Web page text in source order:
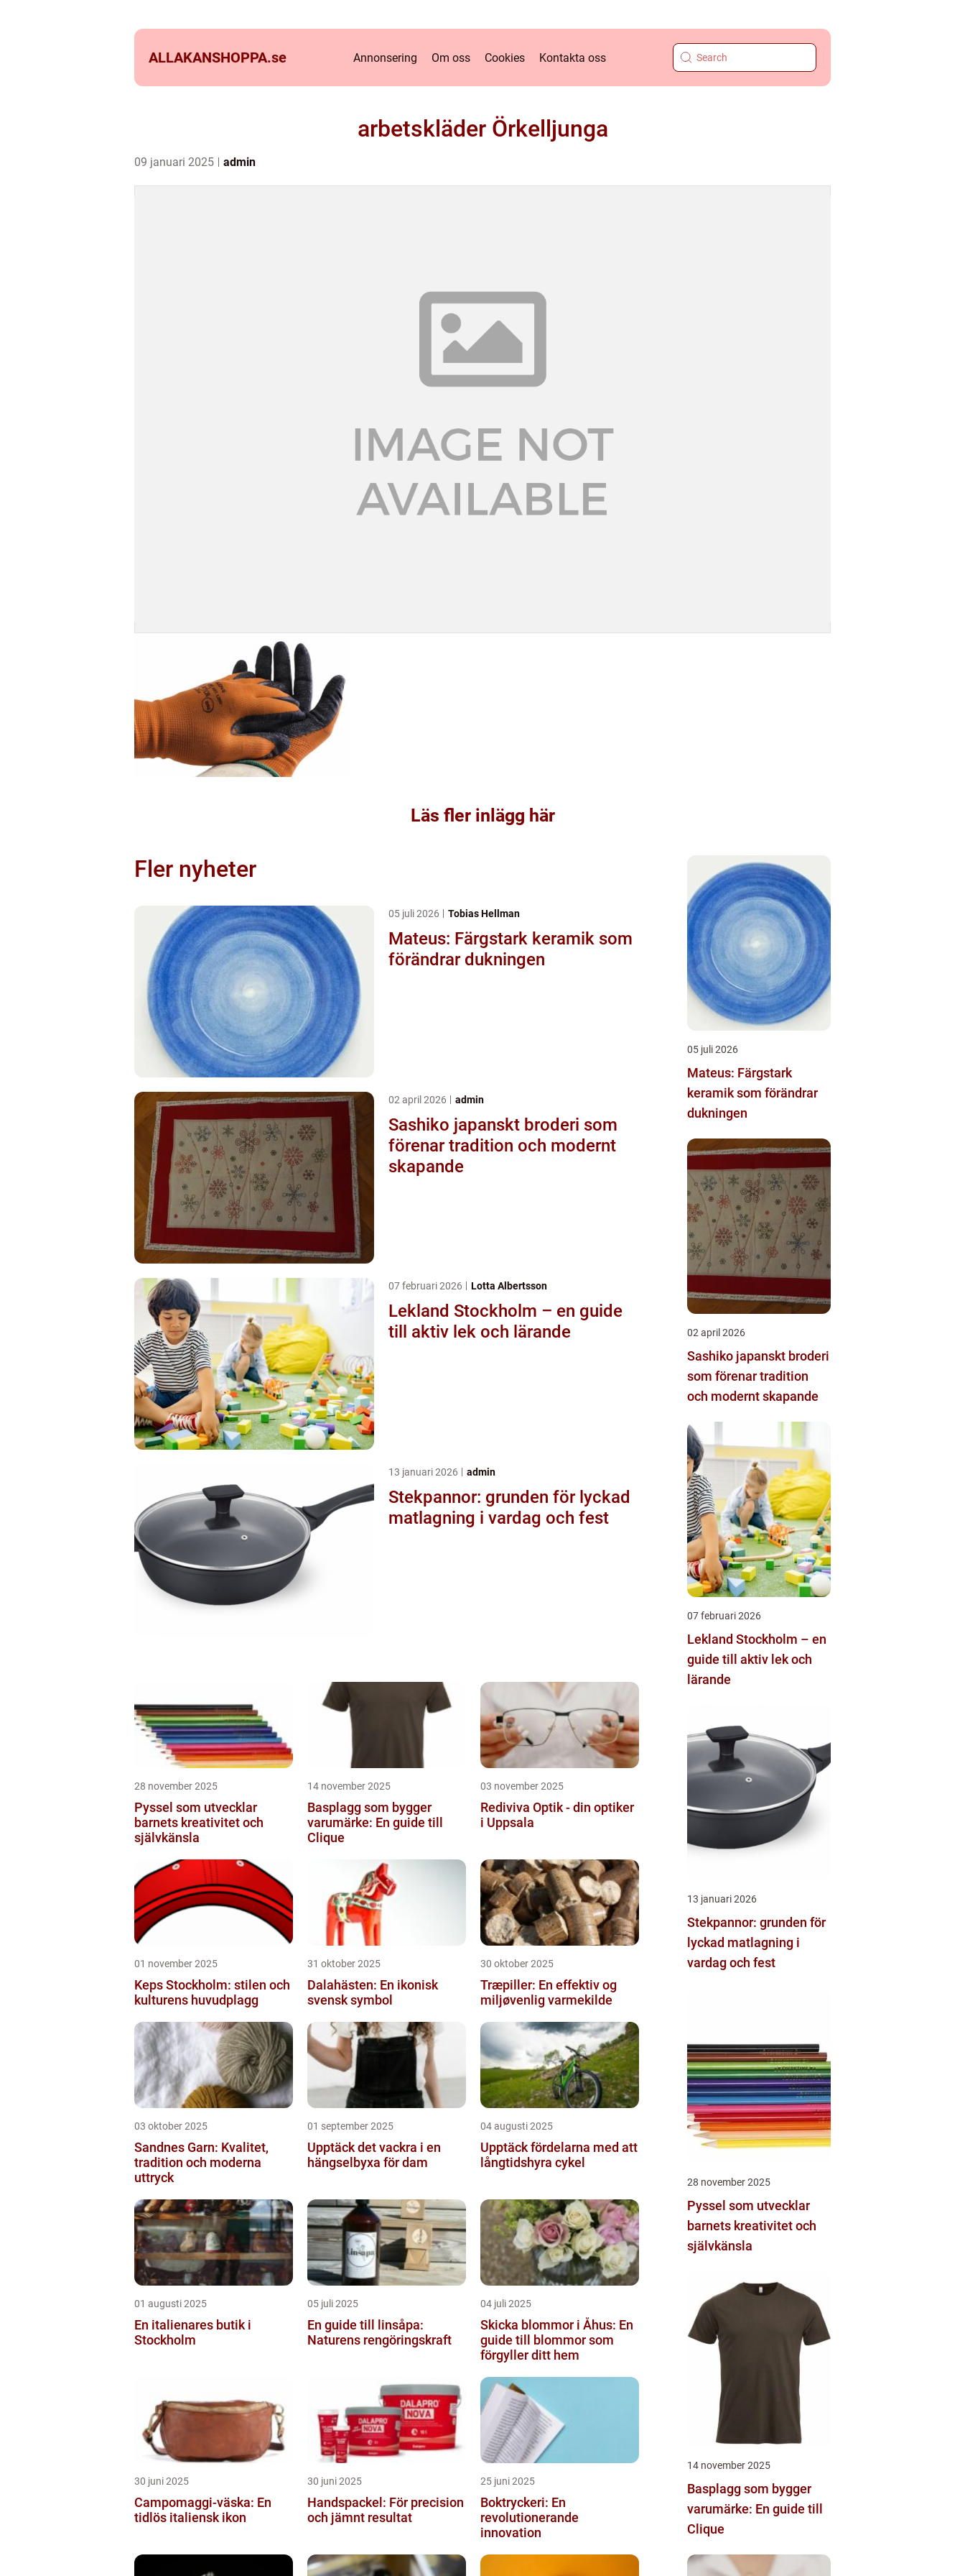
ALLAKANSHOPPA.se Annonsering Om oss Cookies Kontakta oss
arbetskläder Örkelljunga
09 januari 2025 admin
Läs fler inlägg här
Fler nyheter
05 juli 2026 Tobias Hellman
Mateus: Färgstark keramik som
förändrar dukningen
02 april 2026 admin
Sashiko japanskt broderi som
förenar tradition och modernt
skapande
07 februari 2026 Lotta Albertsson
Lekland Stockholm – en guide
till aktiv lek och lärande
13 januari 2026 admin
Stekpannor: grunden för lyckad
matlagning i vardag och fest
28 november 2025
Pyssel som utvecklar
barnets kreativitet och
självkänsla
14 november 2025
Basplagg som bygger
varumärke: En guide till
Clique
03 november 2025
Rediviva Optik - din optiker
i Uppsala
01 november 2025
Keps Stockholm: stilen och
kulturens huvudplagg
31 oktober 2025
Dalahästen: En ikonisk
svensk symbol
30 oktober 2025
Træpiller: En effektiv og
miljøvenlig varmekilde
03 oktober 2025
Sandnes Garn: Kvalitet,
tradition och moderna
uttryck
01 september 2025
Upptäck det vackra i en
hängselbyxa för dam
04 augusti 2025
Upptäck fördelarna med att
långtidshyra cykel
01 augusti 2025
En italienares butik i
Stockholm
05 juli 2025
En guide till linsåpa:
Naturens rengöringskraft
04 juli 2025
Skicka blommor i Åhus: En
guide till blommor som
förgyller ditt hem
30 juni 2025
Campomaggi-väska: En
tidlös italiensk ikon
30 juni 2025
Handspackel: För precision
och jämnt resultat
25 juni 2025
Boktryckeri: En
revolutionerande
innovation
05 juli 2026
Mateus: Färgstark
keramik som förändrar
dukningen
02 april 2026
Sashiko japanskt broderi
som förenar tradition
och modernt skapande
07 februari 2026
Lekland Stockholm – en
guide till aktiv lek och
lärande
13 januari 2026
Stekpannor: grunden för
lyckad matlagning i
vardag och fest
28 november 2025
Pyssel som utvecklar
barnets kreativitet och
självkänsla
14 november 2025
Basplagg som bygger
varumärke: En guide till
Clique